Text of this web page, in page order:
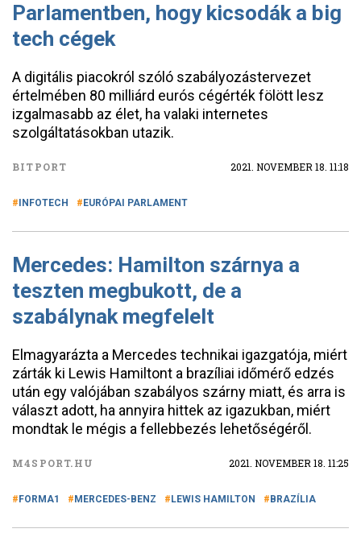
Parlamentben, hogy kicsodák a big
tech cégek
A digitális piacokról szóló szabályozástervezet
értelmében 80 milliárd eurós cégérték fölött lesz
izgalmasabb az élet, ha valaki internetes
szolgáltatásokban utazik.
BITPORT 2021. NOVEMBER 18. 11:18
INFOTECH EURÓPAI PARLAMENT
Mercedes: Hamilton szárnya a
teszten megbukott, de a
szabálynak megfelelt
Elmagyarázta a Mercedes technikai igazgatója, miért
zárták ki Lewis Hamiltont a brazíliai időmérő edzés
után egy valójában szabályos szárny miatt, és arra is
választ adott, ha annyira hittek az igazukban, miért
mondtak le mégis a fellebbezés lehetőségéről.
M4SPORT.HU 2021. NOVEMBER 18. 11:25
FORMA1 MERCEDES-BENZ LEWIS HAMILTON BRAZÍLIA